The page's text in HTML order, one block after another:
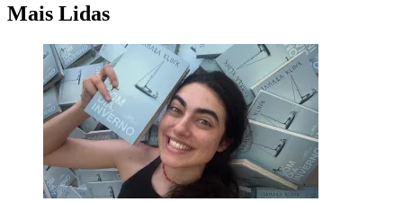
Mais Lidas